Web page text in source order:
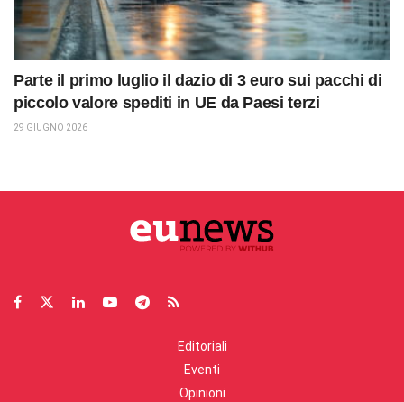
Parte il primo luglio il dazio di 3 euro sui pacchi di
piccolo valore spediti in UE da Paesi terzi
29 GIUGNO 2026
Editoriali
Eventi
Opinioni